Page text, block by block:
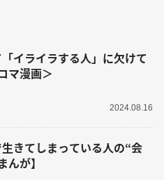
イライラする人」に欠けて
マ漫画＞
2024.08.16
生きてしまっている人の“会
んが】